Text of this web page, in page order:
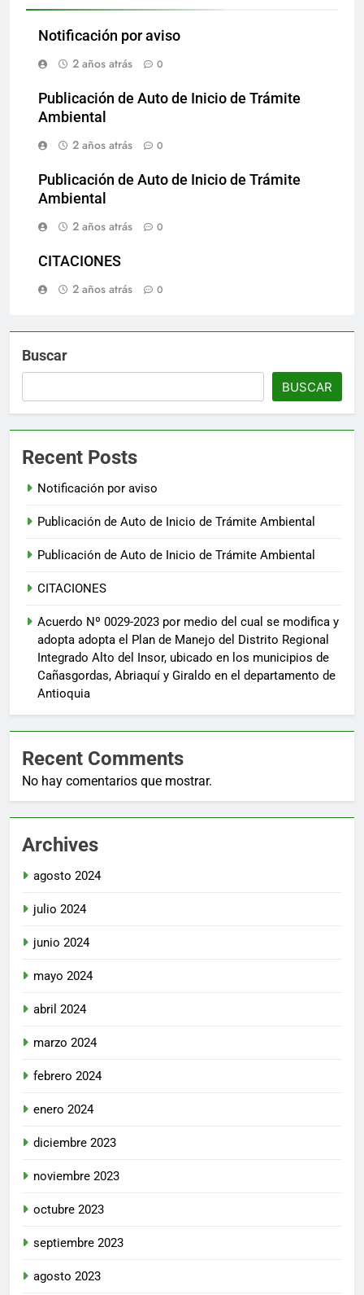
Notificación por aviso
2 años atrás
0
Publicación de Auto de Inicio de Trámite
Ambiental
2 años atrás
0
Publicación de Auto de Inicio de Trámite
Ambiental
2 años atrás
0
CITACIONES
2 años atrás
0
Buscar
BUSCAR
Recent Posts
Notificación por aviso
Publicación de Auto de Inicio de Trámite Ambiental
Publicación de Auto de Inicio de Trámite Ambiental
CITACIONES
Acuerdo Nº 0029-2023 por medio del cual se modifica y
adopta adopta el Plan de Manejo del Distrito Regional
Integrado Alto del Insor, ubicado en los municipios de
Cañasgordas, Abriaquí y Giraldo en el departamento de
Antioquia
Recent Comments
No hay comentarios que mostrar.
Archives
agosto 2024
julio 2024
junio 2024
mayo 2024
abril 2024
marzo 2024
febrero 2024
enero 2024
diciembre 2023
noviembre 2023
octubre 2023
septiembre 2023
agosto 2023